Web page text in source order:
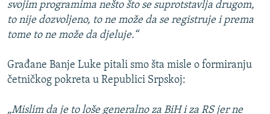
svojim programima nešto što se suprotstavlja drugom,
to nije dozvoljeno, to ne može da se registruje i prema
tome to ne može da djeluje.“
Građane Banje Luke pitali smo šta misle o formiranju
četničkog pokreta u Republici Srpskoj:
„Mislim da je to loše generalno za BiH i za RS jer ne